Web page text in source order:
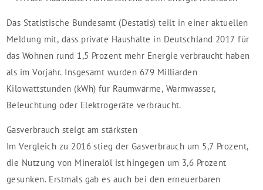
Das Statistische Bundesamt (Destatis) teilt in einer aktuellen
Meldung mit, dass private Haushalte in Deutschland 2017 für
das Wohnen rund 1,5 Prozent mehr Energie verbraucht haben
als im Vorjahr. Insgesamt wurden 679 Milliarden
Kilowattstunden (kWh) für Raumwärme, Warmwasser,
Beleuchtung oder Elektrogeräte verbraucht.
Gasverbrauch steigt am stärksten
Im Vergleich zu 2016 stieg der Gasverbrauch um 5,7 Prozent,
die Nutzung von Mineralöl ist hingegen um 3,6 Prozent
gesunken. Erstmals gab es auch bei den erneuerbaren